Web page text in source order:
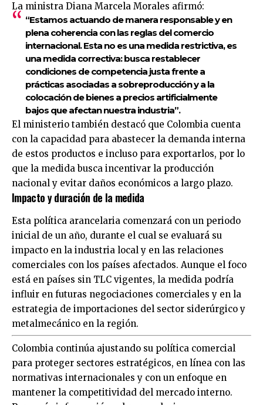
La ministra Diana Marcela Morales afirmó:
“Estamos actuando de manera responsable y en
plena coherencia con las reglas del comercio
internacional. Esta no es una medida restrictiva, es
una medida correctiva: busca restablecer
condiciones de competencia justa frente a
prácticas asociadas a sobreproducción y a la
colocación de bienes a precios artificialmente
bajos que afectan nuestra industria”.
El ministerio también destacó que Colombia cuenta
con la capacidad para abastecer la demanda interna
de estos productos e incluso para exportarlos, por lo
que la medida busca incentivar la producción
nacional y evitar daños económicos a largo plazo.
Impacto y duración de la medida
Esta política arancelaria comenzará con un periodo
inicial de un año, durante el cual se evaluará su
impacto en la industria local y en las relaciones
comerciales con los países afectados. Aunque el foco
está en países sin TLC vigentes, la medida podría
influir en futuras negociaciones comerciales y en la
estrategia de importaciones del sector siderúrgico y
metalmecánico en la región.
Colombia continúa ajustando su política comercial
para proteger sectores estratégicos, en línea con las
normativas internacionales y con un enfoque en
mantener la competitividad del mercado interno.